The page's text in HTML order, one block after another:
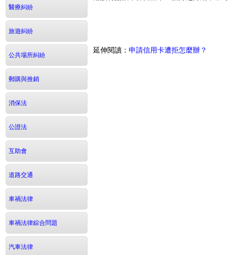
醫療糾紛
旅遊糾紛
公共場所糾紛
郵購與推銷
消保法
公證法
互助會
道路交通
車禍法律
車禍法律綜合問題
汽車法律
延伸閱讀： 申請信用卡遭拒怎麼辦？